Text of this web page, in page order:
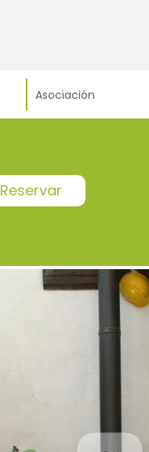
Asociación
Reservar